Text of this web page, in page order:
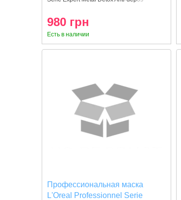
980 грн
Есть в наличии
Профессиональная маска
L'Oreal Professionnel Serie